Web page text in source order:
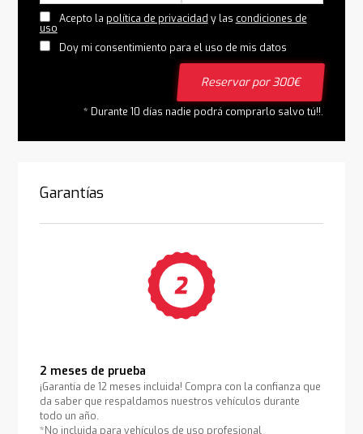
Acepto la política de privacidad y las condiciones de
uso
Doy mi consentimiento para el uso de mis datos
Reservar por 300€
* Durante 10 días nadie podrá comprarlo salvo tú!!.
Garantías
2 meses de prueba
¡Garantía de 12 meses incluida! Compra con la confianza que
da saber que respaldamos nuestros vehículos durante
todo un año.
*No incluida para vehículos de uso profesional